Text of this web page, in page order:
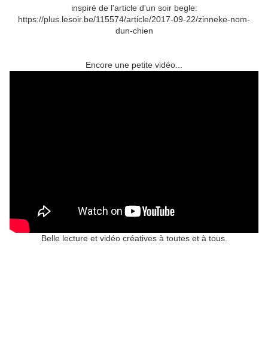
inspiré de l'article d'un soir begle:
https://plus.lesoir.be/115574/article/2017-09-22/zinneke-nom-
dun-chien
Encore une petite vidéo...
Belle lecture et vidéo créatives à toutes et à tous.